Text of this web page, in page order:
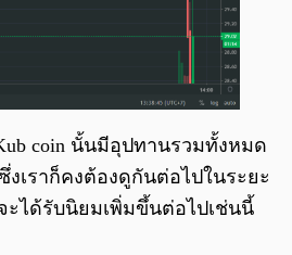
coin นั้นมีอุปทานรวมทั้งหมด
เราก็คงต้องดูกันต่อไปในระยะ
ะได้รับนิยมเพิ่มขึ้นต่อไปเช่นนี้